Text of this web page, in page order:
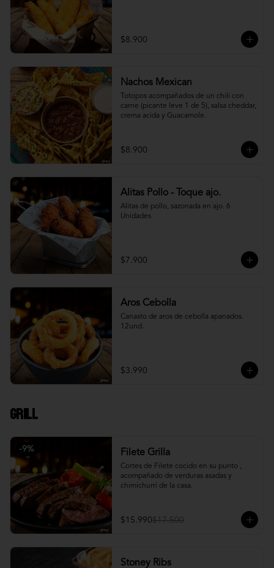
$8.900
Nachos Mexican
Totopos acompañados de un chili con
carne (picante leve 1 de 5), salsa cheddar,
crema acida y Guacamole.
$8.900
Alitas Pollo - Toque ajo.
Alitas de pollo, sazonada en ajo. 6
Unidades
$7.900
Aros Cebolla
Canasto de aros de cebolla apanados.
12und.
$3.990
Grill
-9% Filete Grilla
Cortes de Filete cocido en su punto ,
acompañado de verduras asadas y
chimichurri de la casa.
$15.990$17.500
Stoney Ribs